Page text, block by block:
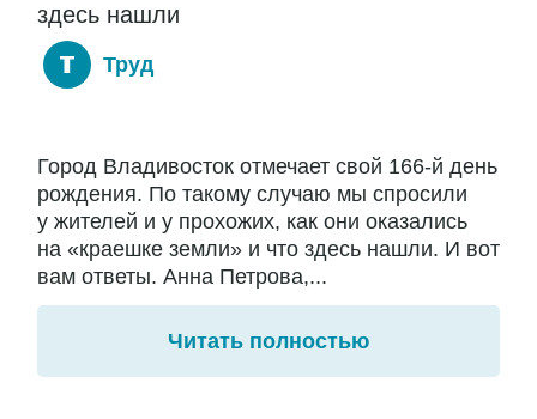
здесь нашли
Труд
Город Владивосток отмечает свой 166-й день
рождения. По такому случаю мы спросили
у жителей и у прохожих, как они оказались
на «краешке земли» и что здесь нашли. И вот
вам ответы. Анна Петрова,...
Читать полностью